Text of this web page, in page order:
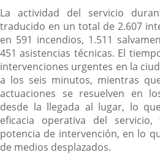
La actividad del servicio
traducido en un total de 2.607
en 591 incendios, 1.511
451 asistencias técnicas. El
intervenciones urgentes en la
a los seis minutos, mientras
actuaciones se resuelven en
desde la llegada al lugar, lo
eficacia operativa del
potencia de intervención, en lo
de medios desplazados.